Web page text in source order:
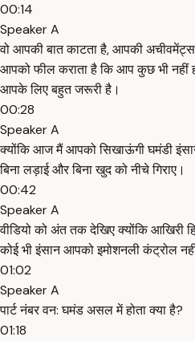
00:14
Speaker A
वो आपकी बात काटता है, आपकी
आपको फील कराता है कि आप कुछ भी नहीं
आपके लिए बहुत जरूरी है।
00:28
Speaker A
क्योंकि आज मैं आपको सिखाऊंगी घमंडी
बिना लड़ाई और बिना खुद को नीचे गिराए।
00:42
Speaker A
वीडियो को अंत तक देखिए क्योंकि आखिरी
कोई भी इंसान आपको इमोशनली कंट्रोल
01:02
Speaker A
पार्ट नंबर वन: घमंड असल में होता क्या है?
01:18